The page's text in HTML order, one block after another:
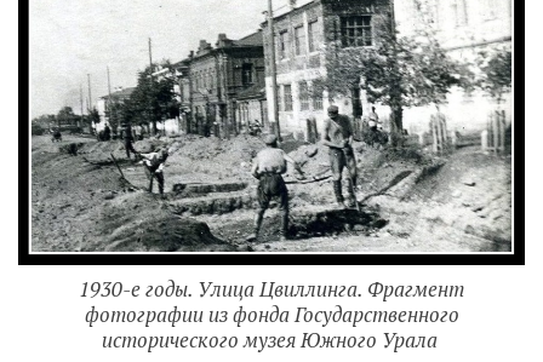
1930-е годы. Улица Цвиллинга. Фрагмент
фотографии из фонда Государственного
исторического музея Южного Урала